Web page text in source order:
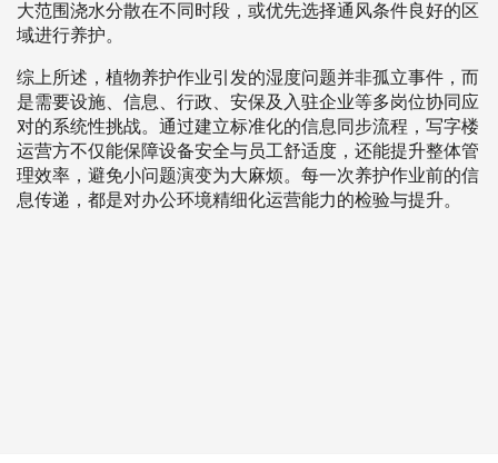
大范围浇水分散在不同时段，或优先选择通风条件良好的区
域进行养护。
综上所述，植物养护作业引发的湿度问题并非孤立事件，而
是需要设施、信息、行政、安保及入驻企业等多岗位协同应
对的系统性挑战。通过建立标准化的信息同步流程，写字楼
运营方不仅能保障设备安全与员工舒适度，还能提升整体管
理效率，避免小问题演变为大麻烦。每一次养护作业前的信
息传递，都是对办公环境精细化运营能力的检验与提升。